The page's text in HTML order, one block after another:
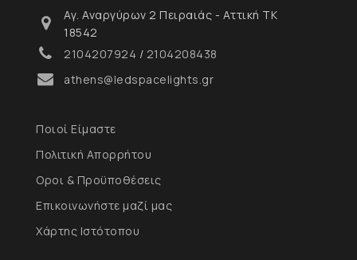
Αγ. Αναργύρων 2 Πειραιάς - Αττική ΤΚ
18542
2104207924 / 2104208438
athens@ledspacelights.gr
Ποιοί Είμαστε
Πολιτική Απορρήτου
Οροι & Προϋποθέσεις
Επικοινωνήστε μαζί μας
Χάρτης Ιστότοπου